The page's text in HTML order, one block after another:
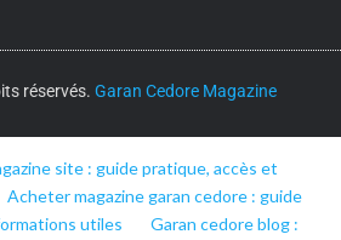
réservés. Garan Cedore Magazine
site : guide pratique, accès et
Acheter magazine garan cedore : guide
utiles
Garan cedore blog :